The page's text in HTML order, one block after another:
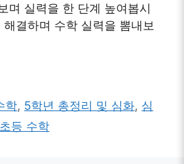
며 실력을 한 단계 높여봅시
결하며 수학 실력을 뽐내보
학, 5학년 총정리 및 심화, 심
초등 수학